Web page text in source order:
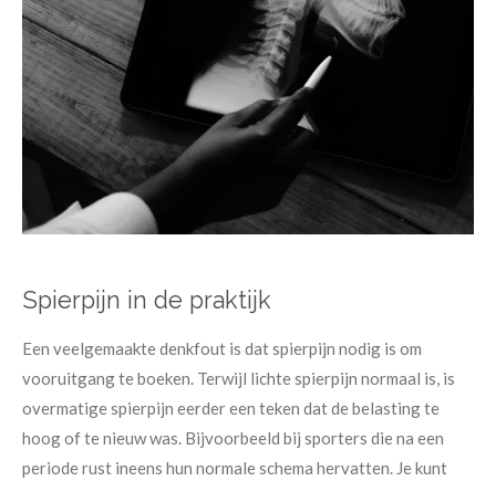
Spierpijn in de praktijk
Een veelgemaakte denkfout is dat spierpijn nodig is om
vooruitgang te boeken. Terwijl lichte spierpijn normaal is, is
overmatige spierpijn eerder een teken dat de belasting te
hoog of te nieuw was. Bijvoorbeeld bij sporters die na een
periode rust ineens hun normale schema hervatten. Je kunt